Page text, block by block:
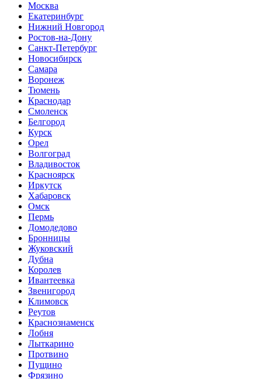
Москва
Екатеринбург
Нижний Новгород
Ростов-на-Дону
Санкт-Петербург
Новосибирск
Самара
Воронеж
Тюмень
Краснодар
Смоленск
Белгород
Курск
Орел
Волгоград
Владивосток
Красноярск
Иркутск
Хабаровск
Омск
Пермь
Домодедово
Бронницы
Жуковский
Дубна
Королев
Ивантеевка
Звенигород
Климовск
Реутов
Краснознаменск
Лобня
Лыткарино
Протвино
Пущино
Фрязино